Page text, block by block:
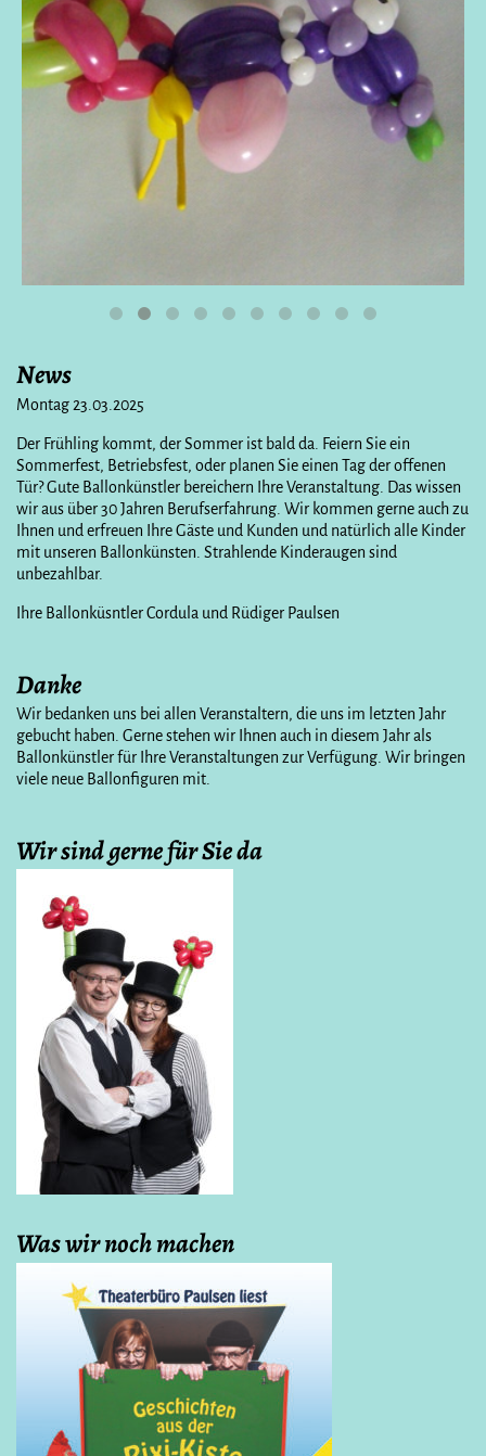
News
Montag 23.03.2025
Der Frühling kommt, der Sommer ist bald da. Feiern Sie ein
Sommerfest, Betriebsfest, oder planen Sie einen Tag der offenen
Tür? Gute Ballonkünstler bereichern Ihre Veranstaltung. Das wissen
wir aus über 30 Jahren Berufserfahrung. Wir kommen gerne auch zu
Ihnen und erfreuen Ihre Gäste und Kunden und natürlich alle Kinder
mit unseren Ballonkünsten. Strahlende Kinderaugen sind
unbezahlbar.
Ihre Ballonküsntler Cordula und Rüdiger Paulsen
Danke
Wir bedanken uns bei allen Veranstaltern, die uns im letzten Jahr
gebucht haben. Gerne stehen wir Ihnen auch in diesem Jahr als
Ballonkünstler für Ihre Veranstaltungen zur Verfügung. Wir bringen
viele neue Ballonfiguren mit.
Wir sind gerne für Sie da
Was wir noch machen